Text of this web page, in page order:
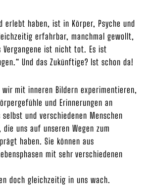
erlebt haben, ist in Körper, Psyche und
erfahrbar, manchmal gewollt,
ist nicht tot. Es ist
Und das Zukünftige? Ist schon da!
wir mit inneren Bildern experimentieren,
und Erinnerungen an
selbst und verschiedenen Menschen
uns auf unseren Wegen zum
haben. Sie können aus
mit sehr verschiedenen
doch gleichzeitig in uns wach.